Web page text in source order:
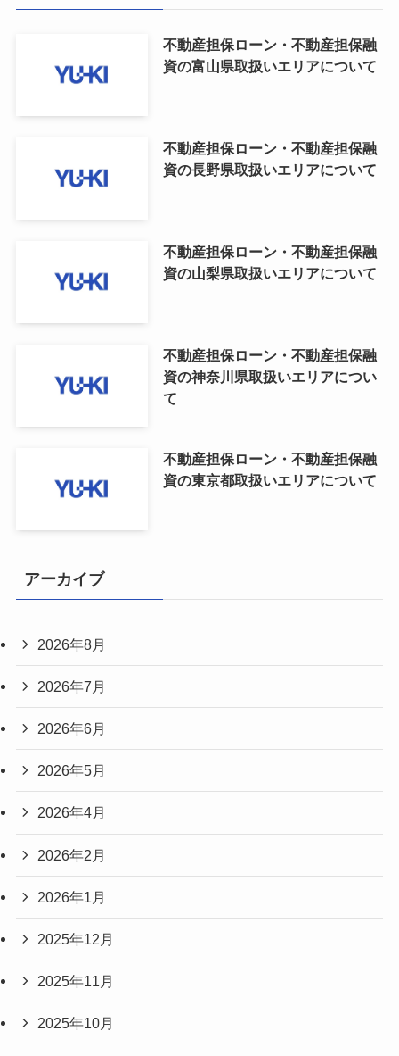
不動産担保ローン・不動産担保融
資の富山県取扱いエリアについて
不動産担保ローン・不動産担保融
資の長野県取扱いエリアについて
不動産担保ローン・不動産担保融
資の山梨県取扱いエリアについて
不動産担保ローン・不動産担保融
資の神奈川県取扱いエリアについ
て
不動産担保ローン・不動産担保融
資の東京都取扱いエリアについて
アーカイブ
2026年8月
2026年7月
2026年6月
2026年5月
2026年4月
2026年2月
2026年1月
2025年12月
2025年11月
2025年10月